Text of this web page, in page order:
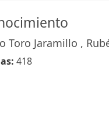
Toro Jaramillo ,
418